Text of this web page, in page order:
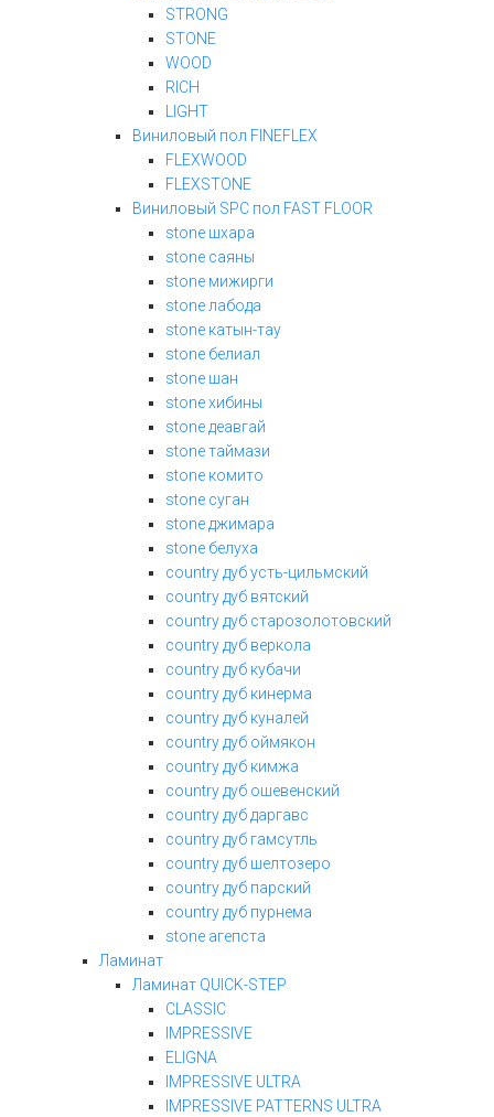
STRONG
STONE
WOOD
RICH
LIGHT
Виниловый пол FINEFLEX
FLEXWOOD
FLEXSTONE
Виниловый SPC пол FAST FLOOR
stone шхара
stone саяны
stone мижирги
stone лабода
stone катын-тау
stone белиал
stone шан
stone хибины
stone деавгай
stone таймази
stone комито
stone суган
stone джимара
stone белуха
country дуб усть-цильмский
country дуб вятский
country дуб старозолотовский
country дуб веркола
country дуб кубачи
country дуб кинерма
country дуб куналей
country дуб оймякон
country дуб кимжа
country дуб ошевенский
country дуб даргавс
country дуб гамсутль
country дуб шелтозеро
country дуб парский
country дуб пурнема
stone агепста
Ламинат
Ламинат QUICK-STEP
CLASSIC
IMPRESSIVE
ELIGNA
IMPRESSIVE ULTRA
IMPRESSIVE PATTERNS ULTRA